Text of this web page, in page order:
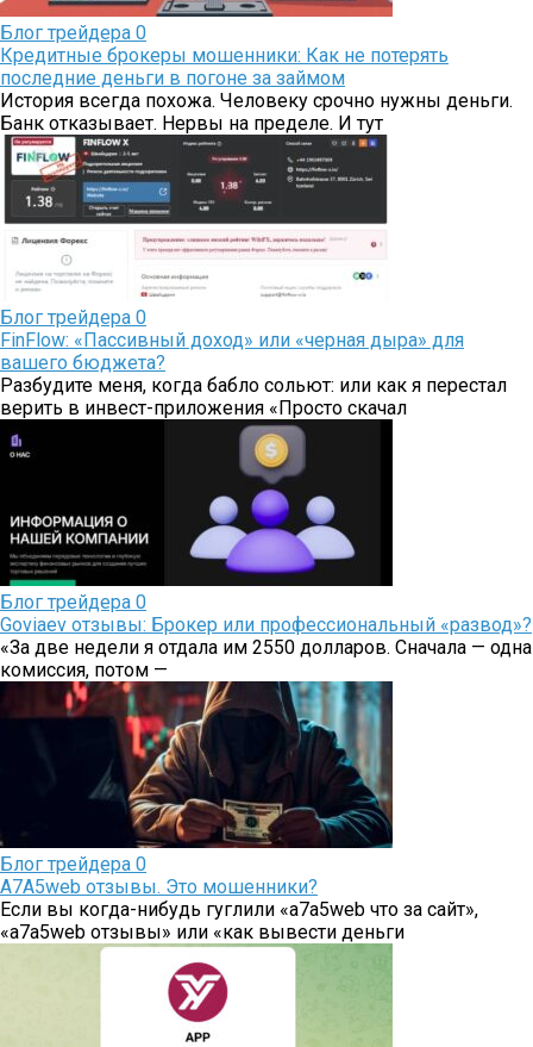
Блог трейдера 0
Кредитные брокеры мошенники: Как не потерять
последние деньги в погоне за займом
История всегда похожа. Человеку срочно нужны деньги.
Банк отказывает. Нервы на пределе. И тут
Блог трейдера 0
FinFlow: «Пассивный доход» или «черная дыра» для
вашего бюджета?
Разбудите меня, когда бабло сольют: или как я перестал
верить в инвест-приложения «Просто скачал
Блог трейдера 0
Goviaev отзывы: Брокер или профессиональный «развод»?
«За две недели я отдала им 2550 долларов. Сначала — одна
комиссия, потом —
Блог трейдера 0
A7A5web отзывы. Это мошенники?
Если вы когда-нибудь гуглили «a7a5web что за сайт»,
«a7a5web отзывы» или «как вывести деньги